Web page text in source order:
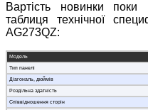
Вартість новинки поки
таблиця технічної
AG273QZ:
Модель
Тип панелі
Діагональ, дюймів
Роздільна здатність
Співвідношення сторін